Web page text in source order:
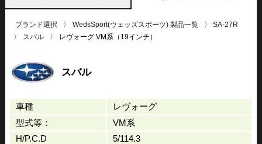
ブランド選択 WedsSport(ウェッズスポーツ) 製品一覧
SA-27R
スバル
レヴォーグ VM系（19インチ）
スバル
車種
レヴォーグ
型式等：
VM系
H/P.C.D
5/114.3